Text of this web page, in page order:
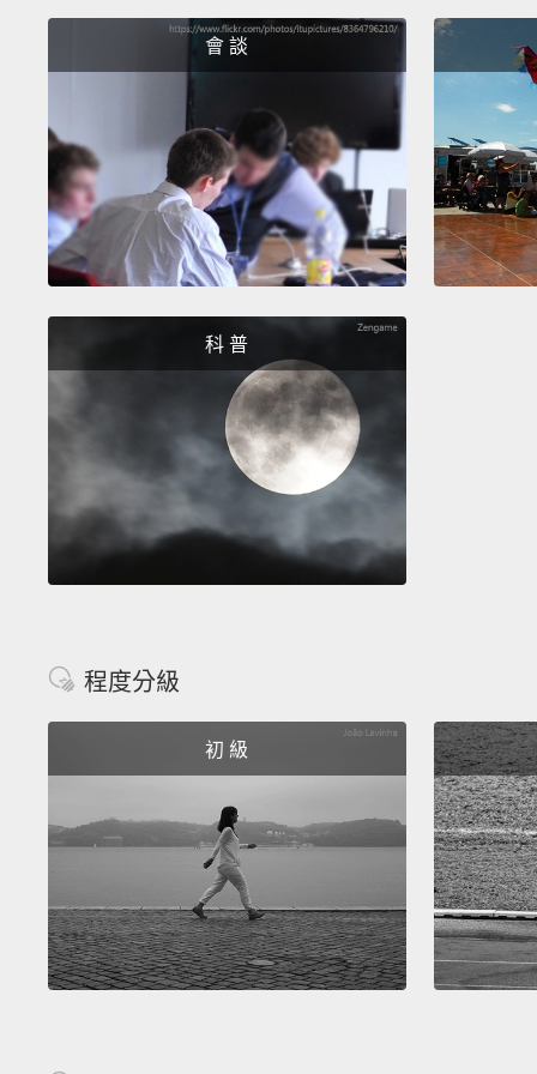
會 談
科 普
程度分級
初 級